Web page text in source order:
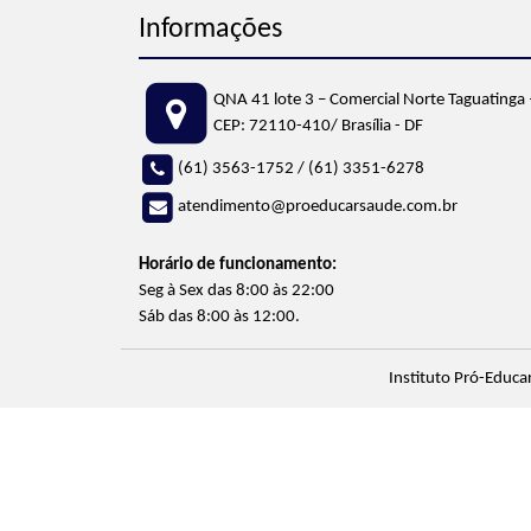
Informações
QNA 41 lote 3 – Comercial Norte Taguatinga
CEP: 72110-410/ Brasília - DF
(61) 3563-1752 / (61) 3351-6278
atendimento@proeducarsaude.com.br
Horário de funcionamento:
Seg à Sex das 8:00 às 22:00
Sáb das 8:00 às 12:00.
Instituto Pró-